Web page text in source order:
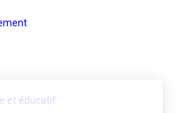
et éducatif